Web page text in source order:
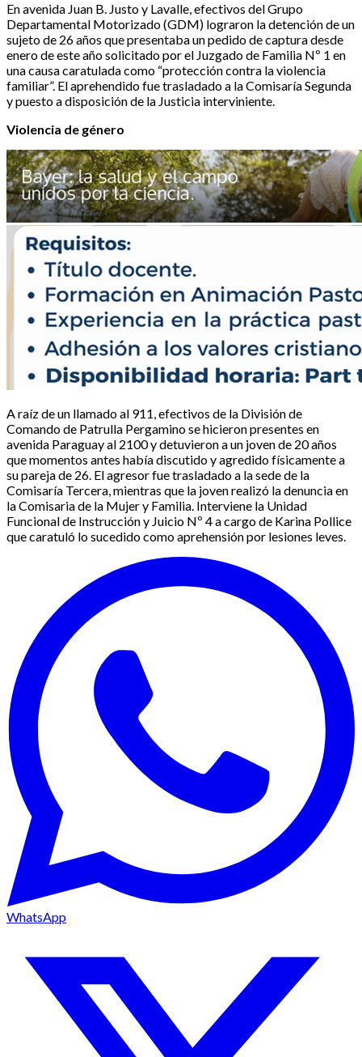
En avenida Juan B. Justo y Lavalle, efectivos del Grupo
Departamental Motorizado (GDM) lograron la detención de un
sujeto de 26 años que presentaba un pedido de captura desde
enero de este año solicitado por el Juzgado de Familia Nº 1 en
una causa caratulada como “protección contra la violencia
familiar”. El aprehendido fue trasladado a la Comisaría Segunda
y puesto a disposición de la Justicia interviniente.
Violencia de género
A raíz de un llamado al 911, efectivos de la División de
Comando de Patrulla Pergamino se hicieron presentes en
avenida Paraguay al 2100 y detuvieron a un joven de 20 años
que momentos antes había discutido y agredido físicamente a
su pareja de 26. El agresor fue trasladado a la sede de la
Comisaría Tercera, mientras que la joven realizó la denuncia en
la Comisaria de la Mujer y Familia. Interviene la Unidad
Funcional de Instrucción y Juicio Nº 4 a cargo de Karina Pollice
que caratuló lo sucedido como aprehensión por lesiones leves.
WhatsApp